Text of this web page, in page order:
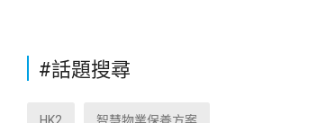
#話題搜尋
HK2 智慧物業保養方案